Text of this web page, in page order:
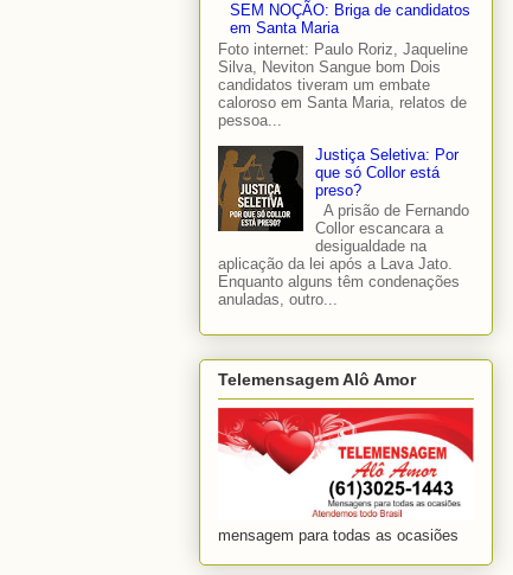
SEM NOÇÃO: Briga de candidatos
em Santa Maria
Foto internet: Paulo Roriz, Jaqueline
Silva, Neviton Sangue bom Dois
candidatos tiveram um embate
caloroso em Santa Maria, relatos de
pessoa...
Justiça Seletiva: Por
que só Collor está
preso?
A prisão de Fernando
Collor escancara a
desigualdade na
aplicação da lei após a Lava Jato.
Enquanto alguns têm condenações
anuladas, outro...
Telemensagem Alô Amor
mensagem para todas as ocasiões